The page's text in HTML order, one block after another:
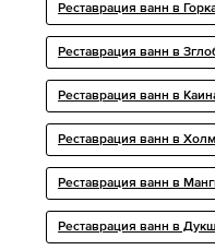
Реставрация ванн в
Реставрация ванн в
Реставрация ванн в
Реставрация ванн в
Реставрация ванн в
Реставрация ванн в